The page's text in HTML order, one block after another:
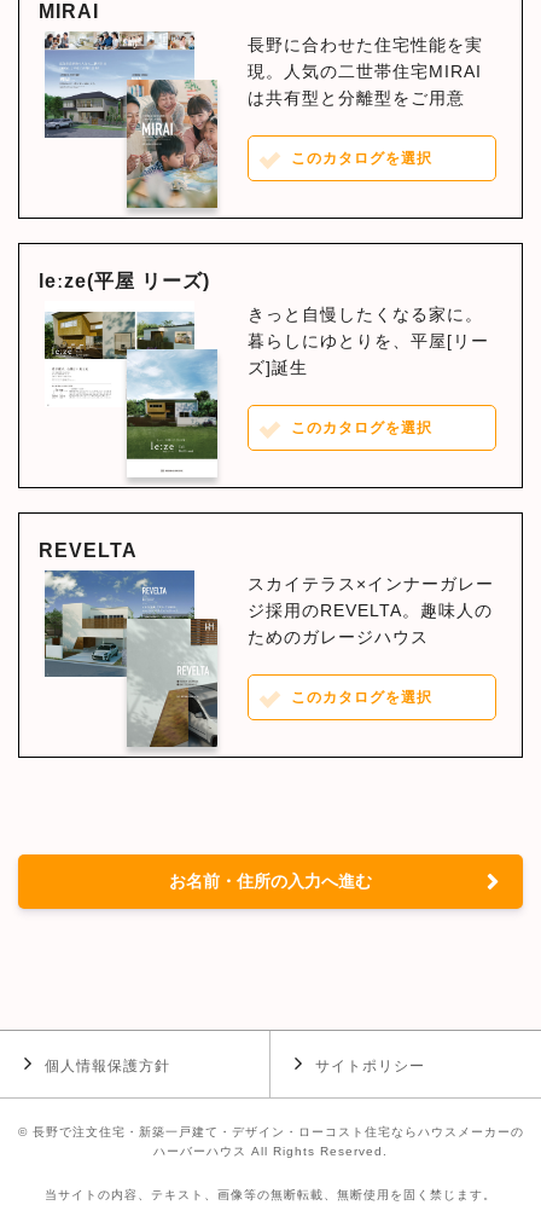
MIRAI
長野に合わせた住宅性能を実
現。人気の二世帯住宅MIRAI
は共有型と分離型をご用意
このカタログを選択
leːze(平屋 リーズ)
きっと自慢したくなる家に。
暮らしにゆとりを、平屋[リー
ズ]誕生
このカタログを選択
REVELTA
スカイテラス×インナーガレー
ジ採用のREVELTA。趣味人の
ためのガレージハウス
このカタログを選択
お名前・住所の入力へ進む
個人情報保護方針 サイトポリシー
© 長野で注文住宅・新築一戸建て・デザイン・ローコスト住宅ならハウスメーカーの
ハーバーハウス All Rights Reserved.
当サイトの内容、テキスト、画像等の無断転載、無断使用を固く禁じます。